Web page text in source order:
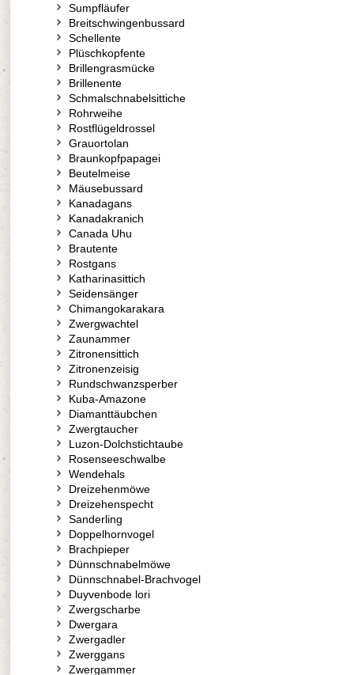
Sumpfläufer
Breitschwingenbussard
Schellente
Plüschkopfente
Brillengrasmücke
Brillenente
Schmalschnabelsittiche
Rohrweihe
Rostflügeldrossel
Grauortolan
Braunkopfpapagei
Beutelmeise
Mäusebussard
Kanadagans
Kanadakranich
Canada Uhu
Brautente
Rostgans
Katharinasittich
Seidensänger
Chimangokarakara
Zwergwachtel
Zaunammer
Zitronensittich
Zitronenzeisig
Rundschwanzsperber
Kuba-Amazone
Diamanttäubchen
Zwergtaucher
Luzon-Dolchstichtaube
Rosenseeschwalbe
Wendehals
Dreizehenmöwe
Dreizehenspecht
Sanderling
Doppelhornvogel
Brachpieper
Dünnschnabelmöwe
Dünnschnabel-Brachvogel
Duyvenbode lori
Zwergscharbe
Dwergara
Zwergadler
Zwerggans
Zwergammer